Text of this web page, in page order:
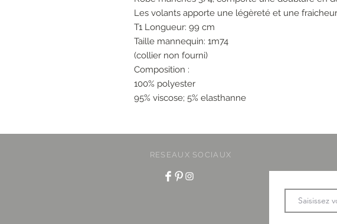
Les volants apporte une légèreté et une
T1 Longueur: 99 cm
Taille mannequin: 1m74
(collier non fourni)
Composition :
100% polyester
95% viscose; 5% elasthanne
RESEAUX SOCIAUX